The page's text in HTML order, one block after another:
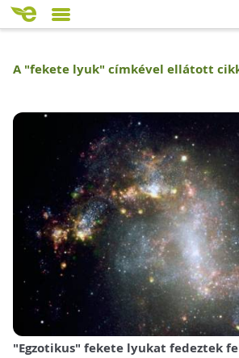
A "fekete lyuk" címkével ellátott
"Egzotikus" fekete lyukat fedeztek